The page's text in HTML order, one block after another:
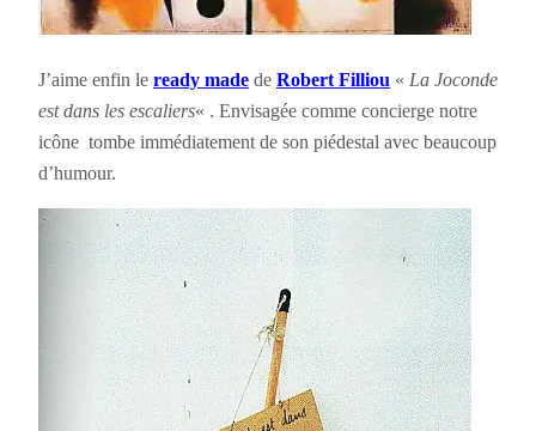
J’aime enfin le ready made de Robert Filliou « La Joconde
est dans les escaliers« . Envisagée comme concierge notre
icône tombe immédiatement de son piédestal avec beaucoup
d’humour.